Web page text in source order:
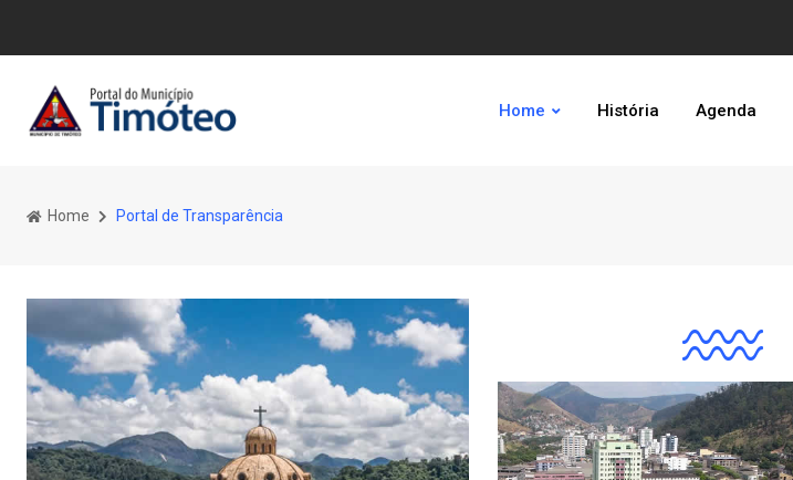
Home História Agenda
Home Portal de Transparência